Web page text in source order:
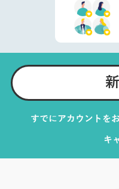
すでにアカウントを
キ